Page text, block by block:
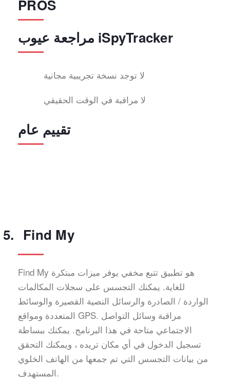
PROS
مراجعة عيوب iSpyTracker
لا توجد نسخة تجريبية مجانية
لا مراقبة في الوقت الحقيقي
تقييم عام
Find My
Find My هو تطبيق تتبع مخفي يوفر ميزات مبتكرة
للغاية. يمكنك التجسس على سجلات المكالمات
الواردة / الصادرة والرسائل النصية القصيرة والوسائط
المتعددة ومواقع GPS. مراقبة وسائل التواصل
الاجتماعي متاحة في هذا البرنامج. يمكنك ببساطة
تسجيل الدخول في أي مكان تريده ، ويمكنك التحقق
من بيانات التجسس التي تم جمعها من الهاتف الخلوي
المستهدف.